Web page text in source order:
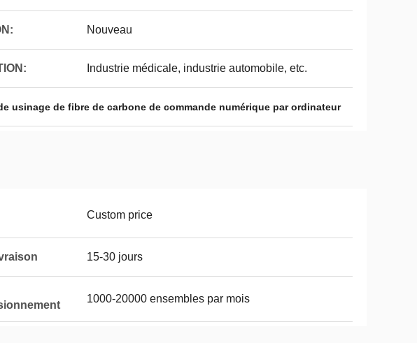
Nouveau
Industrie médicale, industrie automobile, etc.
usinage de fibre de carbone de commande numérique par ordinateur
Custom price
15-30 jours
1000-20000 ensembles par mois